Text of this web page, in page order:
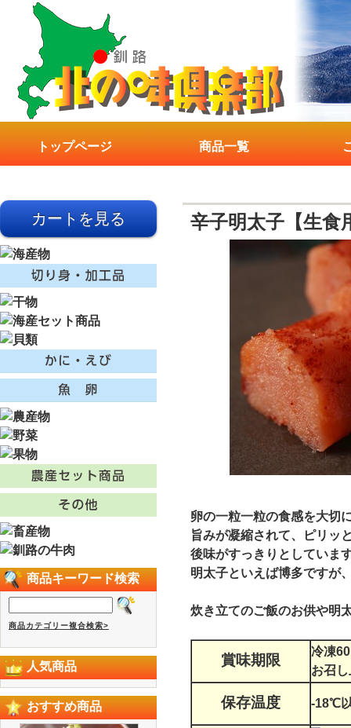
トップページ 商品一覧
辛子明太子【生
卵の一粒一粒の食感を大切
旨みが凝縮されて、ピリッ
後味がすっきりとしていま
明太子といえば博多ですが
炊き立てのご飯のお供や明
賞味期限
冷凍
お召
保存温度 -18℃
商品キーワード検索
商品カテゴリー複合検索>
人気商品
おすすめ商品